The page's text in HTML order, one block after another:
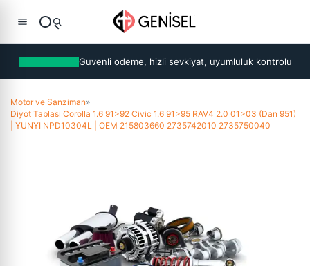
Guvenli odeme, hizli sevkiyat, uyumluluk kontrolu
Motor ve Sanziman»
Diyot Tablasi Corolla 1.6 91>92 Civic 1.6 91>95 RAV4 2.0 01>03 (Dan 951)
| YUNYI NPD10304L | OEM 215803660 2735742010 2735750040